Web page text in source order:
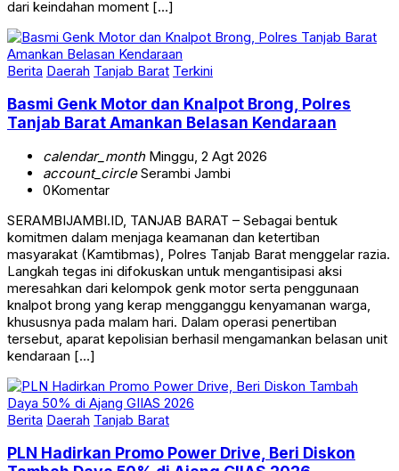
dari keindahan moment […]
Berita Daerah Tanjab Barat Terkini
Basmi Genk Motor dan Knalpot Brong, Polres
Tanjab Barat Amankan Belasan Kendaraan
calendar_monthMinggu, 2 Agt 2026
account_circleSerambi Jambi
0Komentar
SERAMBIJAMBI.ID, TANJAB BARAT – Sebagai bentuk
komitmen dalam menjaga keamanan dan ketertiban
masyarakat (Kamtibmas), Polres Tanjab Barat menggelar razia.
Langkah tegas ini difokuskan untuk mengantisipasi aksi
meresahkan dari kelompok genk motor serta penggunaan
knalpot brong yang kerap mengganggu kenyamanan warga,
khususnya pada malam hari. Dalam operasi penertiban
tersebut, aparat kepolisian berhasil mengamankan belasan unit
kendaraan […]
Berita Daerah Tanjab Barat
PLN Hadirkan Promo Power Drive, Beri Diskon